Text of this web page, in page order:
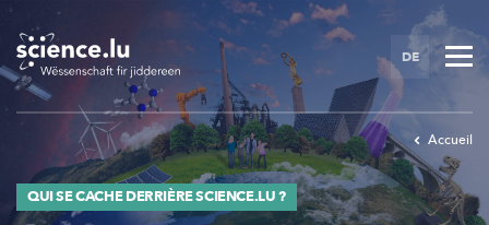
Skip
main
content
DE
Accueil
QUI SE CACHE DERRIÈRE SCIENCE.LU ?